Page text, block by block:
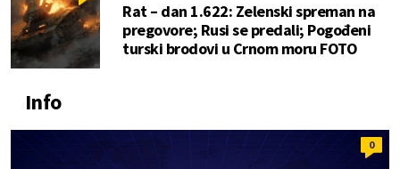
Rat – dan 1.622: Zelenski spreman na
pregovore; Rusi se predali; Pogođeni
turski brodovi u Crnom moru FOTO
Info
0